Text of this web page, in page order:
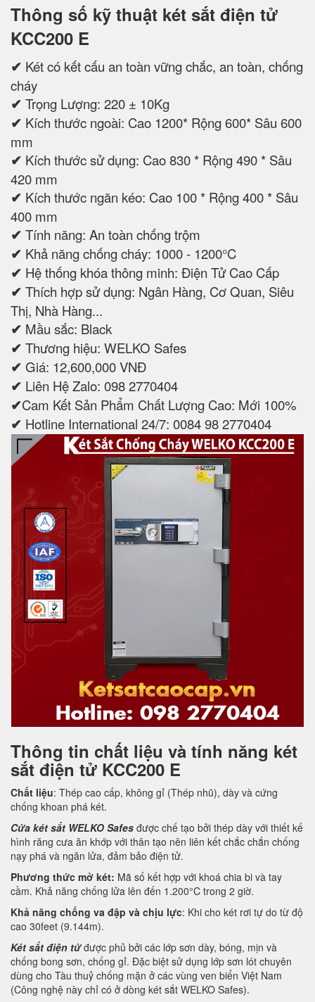
Thông số kỹ thuật két sắt điện tử
KCC200 E
✔ Két có kết cấu an toàn vững chắc, an toàn, chống
cháy
✔ Trọng Lượng: 220 ± 10Kg
✔ Kích thước ngoài: Cao 1200* Rộng 600* Sâu 600
mm
✔ Kích thước sử dụng: Cao 830 * Rộng 490 * Sâu
420 mm
✔ Kích thước ngăn kéo: Cao 100 * Rộng 400 * Sâu
400 mm
✔ Tính năng: An toàn chống trộm
✔ Khả năng chống cháy: 1000 - 1200°C
✔ Hệ thống khóa thông minh: Điện Tử Cao Cấp
✔ Thích hợp sử dụng: Ngân Hàng, Cơ Quan, Siêu
Thị, Nhà Hàng...
✔ Mầu sắc: Black
✔ Thương hiệu: WELKO Safes
✔ Giá: 12,600,000 VNĐ
✔ Liên Hệ Zalo: 098 2770404
✔Cam Kết Sản Phẩm Chất Lượng Cao: Mới 100%
✔ Hotline International 24/7: 0084 98 2770404
Thông tin chất liệu và tính năng két
sắt điện tử KCC200 E
Chất liệu: Thép cao cấp, không gỉ (Thép nhũ), dày và cứng
chống khoan phá két.
Cửa két sắt WELKO Safes được chế tạo bởi thép dày với thiết kế
hình răng cưa ăn khớp với thân tạo nên liên kết chắc chắn chống
nạy phá và ngăn lửa, đảm bảo điện tử.
Phương thức mở két: Mã số kết hợp với khoá chia bi và tay
cầm. Khả năng chống lửa lên đến 1.200°C trong 2 giờ.
Khả năng chống va đập và chịu lực: Khi cho két rơi tự do từ độ
cao 30feet (9.144m).
Két sắt điện tửđược phủ bởi các lớp sơn dày, bóng, mịn và
chống bong sơn, chống gỉ. Đặc biệt sử dụng lớp sơn lót chuyên
dùng cho Tàu thuỷ chống mặn ở các vùng ven biển Việt Nam
(Công nghệ này chỉ có ở dòng két sắt WELKO Safes).